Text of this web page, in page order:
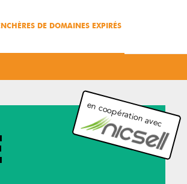
DE DOMAINES EXPIRÉS
en coopération avec